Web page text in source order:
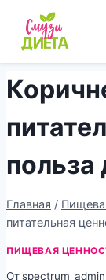
Перейти
содержимому
польза
Главная /
питательная
ПИЩЕВАЯ
Отspectrum_admin